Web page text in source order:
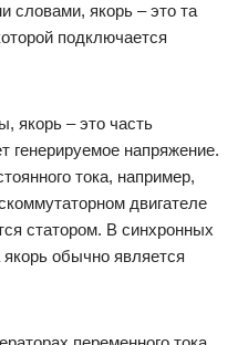
словами, якорь – это та
подключается
якорь – это часть
генерируемое напряжение.
тока, например,
двигателе
статором. В синхронных
якорь обычно является